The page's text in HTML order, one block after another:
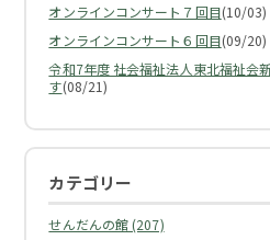
オンラインコンサート７回目(10/03)
オンラインコンサート６回目(09/20)
令和7年度 社会福祉法人東北福祉会
す(08/21)
カテゴリー
せんだんの館 (207)